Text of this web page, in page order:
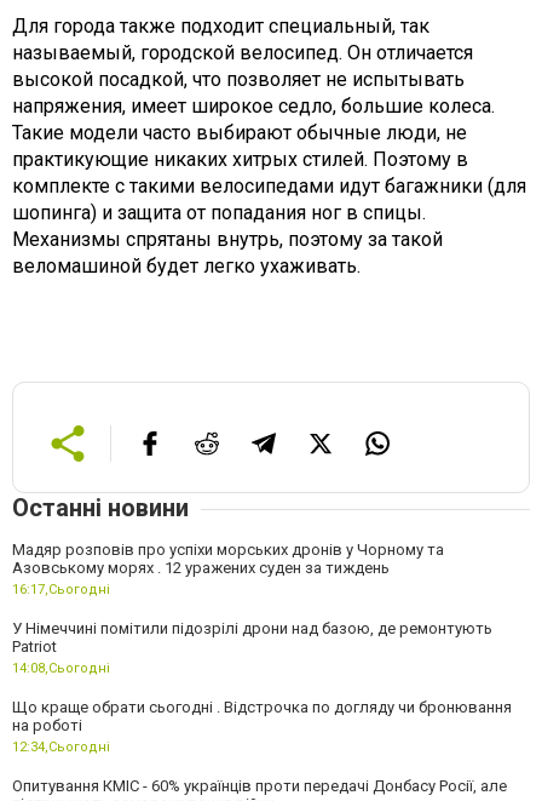
Для города также подходит специальный, так
называемый, городской велосипед. Он отличается
высокой посадкой, что позволяет не испытывать
напряжения, имеет широкое седло, большие колеса.
Такие модели часто выбирают обычные люди, не
практикующие никаких хитрых стилей. Поэтому в
комплекте с такими велосипедами идут багажники (для
шопинга) и защита от попадания ног в спицы.
Механизмы спрятаны внутрь, поэтому за такой
веломашиной будет легко ухаживать.
Останні новини
Мадяр розповів про успіхи морських дронів у Чорному та
Азовському морях . 12 уражених суден за тиждень
16:17,Сьогодні
У Німеччині помітили підозрілі дрони над базою, де ремонтують
Patriot
14:08,Сьогодні
Що краще обрати сьогодні . Відстрочка по догляду чи бронювання
на роботі
12:34,Сьогодні
Опитування КМІС - 60% українців проти передачі Донбасу Росії, але